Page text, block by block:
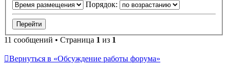
Порядок:
11 сообщений • Страница 1 из 1
Вернуться в «Обсуждение работы форума»